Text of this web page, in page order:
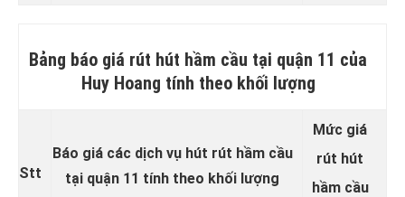
Bảng báo giá rút hút hầm cầu tại quận 11 của
Huy Hoang tính theo khối lượng
Stt
Báo giá các dịch vụ hút rút hầm cầu
tại quận 11 tính theo khối lượng
Mức giá
rút hút
hầm cầu